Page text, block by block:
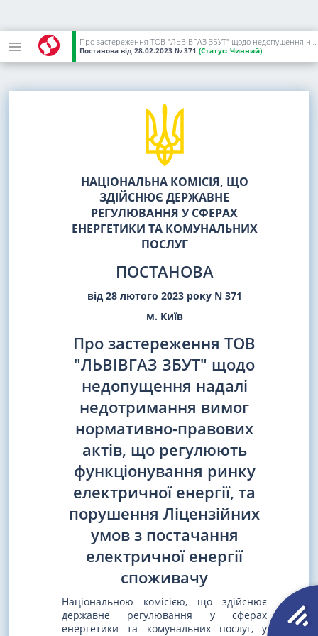
Про застереження ТОВ "ЛЬВІВГАЗ ЗБУТ" щодо недопущення надалі недотримання вимог нормативно-правових актів, що регулюють функціонування ринку електричної енергії, та порушення Ліцензійних умов з постачання електричної енергії споживачу
Постанова від 28.02.2023 № 371 (Статус: Чинний)
НАЦІОНАЛЬНА КОМІСІЯ, ЩО
ЗДІЙСНЮЄ ДЕРЖАВНЕ
РЕГУЛЮВАННЯ У СФЕРАХ
ЕНЕРГЕТИКИ ТА КОМУНАЛЬНИХ
ПОСЛУГ
ПОСТАНОВА
від 28 лютого 2023 року N 371
м. Київ
Про застереження ТОВ
"ЛЬВІВГАЗ ЗБУТ" щодо
недопущення надалі
недотримання вимог
нормативно-правових
актів, що регулюють
функціонування ринку
електричної енергії, та
порушення Ліцензійних
умов з постачання
електричної енергії
споживачу
Національною комісією, що здійснює
державне регулювання у сферах
енергетики та комунальних послуг, у